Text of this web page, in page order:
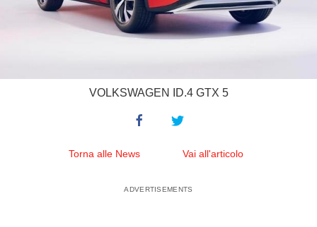
VOLKSWAGEN ID.4 GTX 5
Torna alle News Vai all'articolo